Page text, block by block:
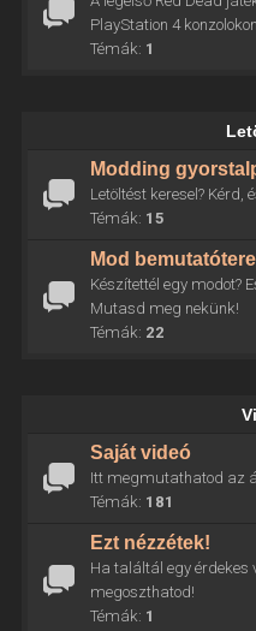
PlayStation 4
Témák: 1
Modding
Letöltést keresel? Kérd,
Témák: 15
Mod
Készítettél egy modot?
Mutasd meg nekünk!
Témák: 22
Saját videó
Itt megmutathatod az
Témák: 181
Ezt nézzétek!
Ha találtál egy érdekes
megoszthatod!
Témák: 1